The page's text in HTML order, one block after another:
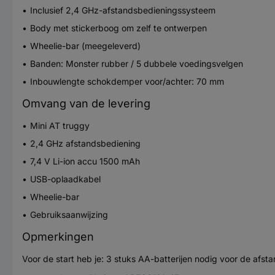
Inclusief 2,4 GHz-afstandsbedieningssysteem
Body met stickerboog om zelf te ontwerpen
Wheelie-bar (meegeleverd)
Banden: Monster rubber / 5 dubbele voedingsvelgen
Inbouwlengte schokdemper voor/achter: 70 mm
Omvang van de levering
Mini AT truggy
2,4 GHz afstandsbediening
7,4 V Li-ion accu 1500 mAh
USB-oplaadkabel
Wheelie-bar
Gebruiksaanwijzing
Opmerkingen
Voor de start heb je: 3 stuks AA-batterijen nodig voor de